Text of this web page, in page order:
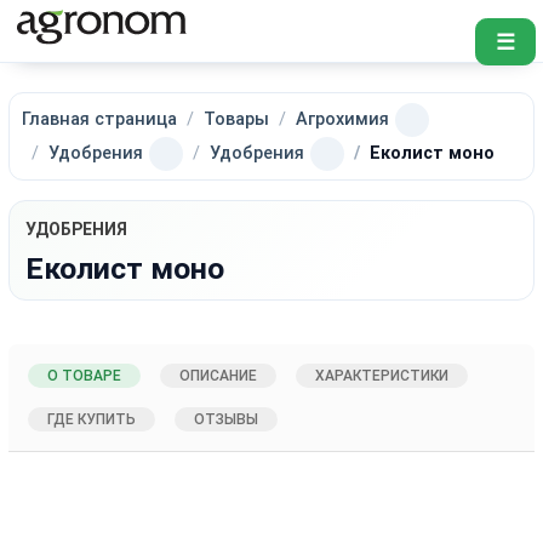
☰
Главная страница Товары
Агрохимия
Удобрения
Удобрения Еколист моно
УДОБРЕНИЯ
Еколист моно
О ТОВАРЕ ОПИСАНИЕ ХАРАКТЕРИСТИКИ
ГДЕ КУПИТЬ ОТЗЫВЫ